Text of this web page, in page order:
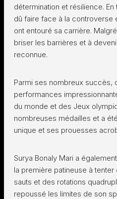
détermination et résilience.
dû faire face à la controverse
ont entouré sa carrière.
briser les barrières et à
reconnue.
Parmi ses nombreux succès,
performances
du monde et des Jeux
nombreuses médailles et a
unique et ses prouesses
Surya Bonaly Mari a
la première patineuse à
sauts et des rotations
repoussé les limites de son